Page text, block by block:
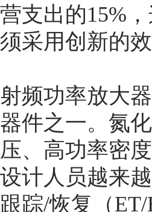
营支出的15%
须采用创新的效
射频功率放大
器件之一。氮
压、高功率密
设计人员越来
跟踪/恢复（